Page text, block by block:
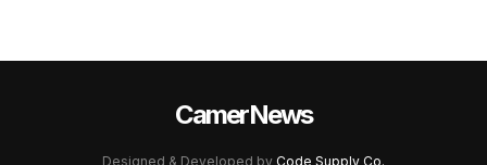
CamerNews
Designed & Developed by Code Supply Co.